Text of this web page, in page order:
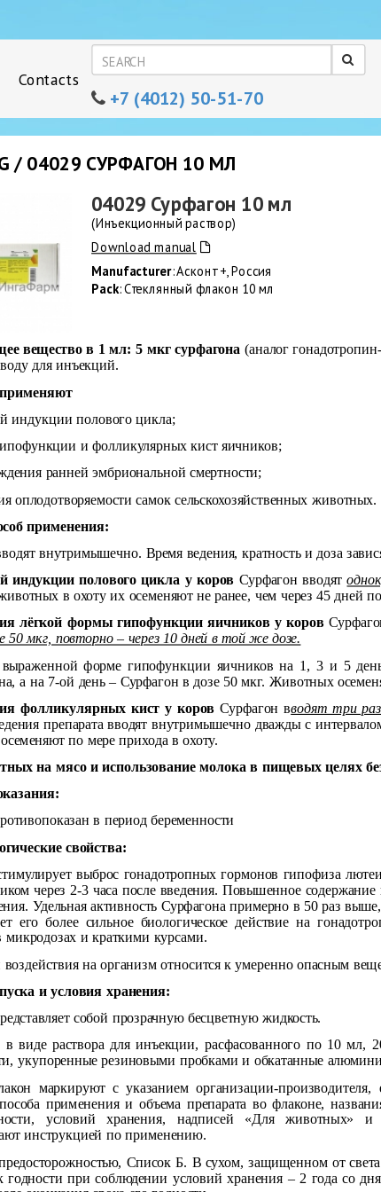
Contacts
+7 (4012) 50-51-70
/ 04029 СУРФАГОН 10 МЛ
04029 Сурфагон 10 мл
(Инъекционный раствор)
Download manual
Manufacturer: Асконт +, Россия
Pack: Стеклянный флакон 10 мл
вещество в 1 мл: 5 мкг сурфагона (аналог
для инъекций.
индукции полового цикла;
и фолликулярных кист яичников;
ранней эмбриональной смертности;
оплодотворяемости самок сельскохозяйственных животных.
применения:
внутримышечно. Время ведения, кратность и доза
индукции полового цикла у коров Сурфагон вводят
в охоту их осеменяют не ранее, чем через 45 дней
лёгкой формы гипофункции яичников у коров
50 мкг, повторно – через 10 дней в той же дозе.
форме гипофункции яичников на 1, 3 и 5
а на 7-ой день – Сурфагон в дозе 50 мкг. Животных
фолликулярных кист у коров Сурфагон вводят три
препарата вводят внутримышечно дважды с
по мере прихода в охоту.
на мясо и использование молока в пищевых целях
в период беременности
свойства:
выброс гонадотропных гормонов гипофиза
через 2-3 часа после введения. Повышенное содержание
Удельная активность Сурфагона примерно в 50 раз
его более сильное биологическое действие на
микродозах и краткими курсами.
на организм относится к умеренно опасным
и условия хранения:
собой прозрачную бесцветную жидкость.
виде раствора для инъекции, расфасованного по 10
укупоренные резиновыми пробками и обкатанные
маркируют с указанием организации-производителя,
применения и объема препарата во флаконе,
условий хранения, надписей «Для животных» и
инструкцией по применению.
Список Б. В сухом, защищенном от
годности при соблюдении условий хранения – 2 года со дня